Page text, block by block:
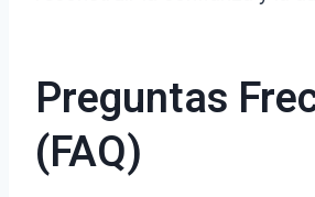
Preguntas
(FAQ)